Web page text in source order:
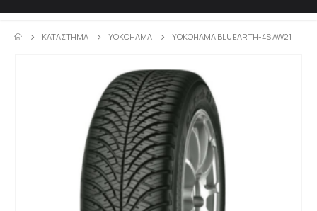
ΚΑΤΆΣΤΗΜΑ YOKOHAMA YOKOHAMA BLUEARTH-4S AW21